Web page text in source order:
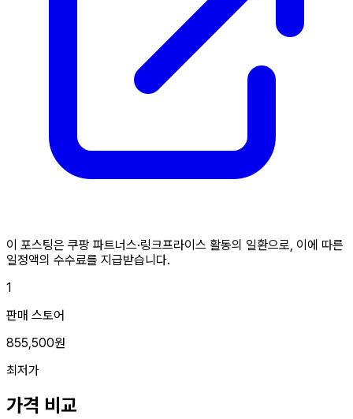
이 포스팅은 쿠팡 파트너스·링크프라이스 활동의 일환으로, 이에 따른
일정액의 수수료를 지급받습니다.
1
판매 스토어
855,500원
최저가
가격 비교